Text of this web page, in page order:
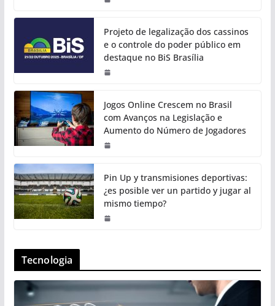
Projeto de legalização dos cassinos
e o controle do poder público em
destaque no BiS Brasília
Jogos Online Crescem no Brasil
com Avanços na Legislação e
Aumento do Número de Jogadores
Pin Up y transmisiones deportivas:
¿es posible ver un partido y jugar al
mismo tiempo?
Tecnologia